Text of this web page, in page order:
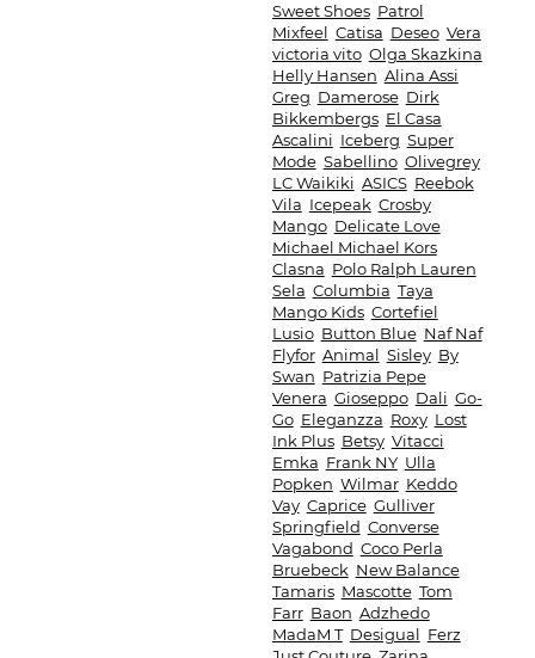
Sweet Shoes Patrol
Mixfeel Catisa Deseo Vera
victoria vito Olga Skazkina
Helly Hansen Alina Assi
Greg Damerose Dirk
Bikkembergs El Casa
Ascalini Iceberg Super
Mode Sabellino Olivegrey
LC Waikiki ASICS Reebok
Vila Icepeak Crosby
Mango Delicate Love
Michael Michael Kors
Clasna Polo Ralph Lauren
Sela Columbia Taya
Mango Kids Cortefiel
Lusio Button Blue Naf Naf
Flyfor Animal Sisley By
Swan Patrizia Pepe
Venera Gioseppo Dali Go-
Go Eleganzza Roxy Lost
Ink Plus Betsy Vitacci
Emka Frank NY Ulla
Popken Wilmar Keddo
Vay Caprice Gulliver
Springfield Converse
Vagabond Coco Perla
Bruebeck New Balance
Tamaris Mascotte Tom
Farr Baon Adzhedo
MadaM T Desigual Ferz